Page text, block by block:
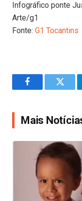
Infográfico ponte
Arte/g1
Fonte: G1 Tocantins
Facebook
Mais